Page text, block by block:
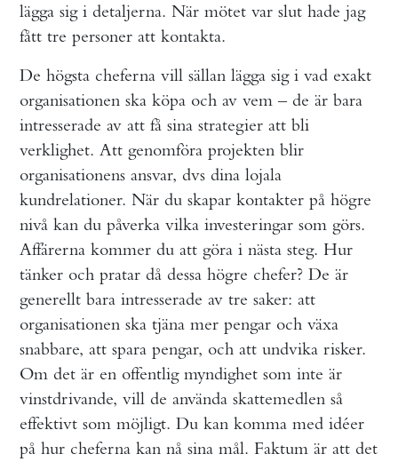
lägga sig i detaljerna. När mötet var slut hade jag
fått tre personer att kontakta.
De högsta cheferna vill sällan lägga sig i vad exakt
organisationen ska köpa och av vem – de är bara
intresserade av att få sina strategier att bli
verklighet. Att genomföra projekten blir
organisationens ansvar, dvs dina lojala
kundrelationer. När du skapar kontakter på högre
nivå kan du påverka vilka investeringar som görs.
Affärerna kommer du att göra i nästa steg. Hur
tänker och pratar då dessa högre chefer? De är
generellt bara intresserade av tre saker: att
organisationen ska tjäna mer pengar och växa
snabbare, att spara pengar, och att undvika risker.
Om det är en offentlig myndighet som inte är
vinstdrivande, vill de använda skattemedlen så
effektivt som möjligt. Du kan komma med idéer
på hur cheferna kan nå sina mål. Faktum är att det